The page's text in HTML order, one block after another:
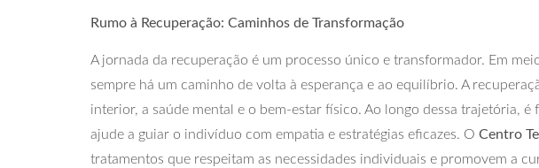
Rumo à Recuperação: Caminhos de Transformação
A jornada da recuperação é um processo único e transformador. Em
sempre há um caminho de volta à esperança e ao equilíbrio. A
interior, a saúde mental e o bem-estar físico. Ao longo dessa trajetória,
ajude a guiar o indivíduo com empatia e estratégias eficazes. O Centro
tratamentos que respeitam as necessidades individuais e promovem a